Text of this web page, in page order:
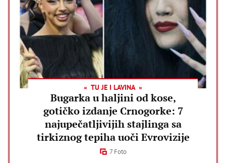
TU JE I LAVINA
Bugarka u haljini od kose,
gotičko izdanje Crnogorke: 7
najupečatljivijih stajlinga sa
tirkiznog tepiha uoči Evrovizije
7 Foto